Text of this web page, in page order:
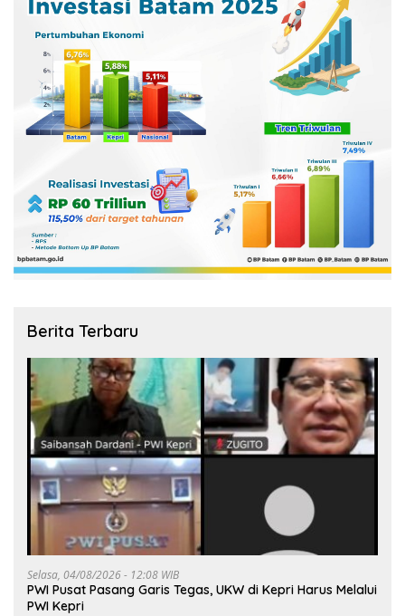
Berita Terbaru
Selasa, 04/08/2026 - 12:08 WIB
PWI Pusat Pasang Garis Tegas, UKW di Kepri Harus Melalui
PWI Kepri